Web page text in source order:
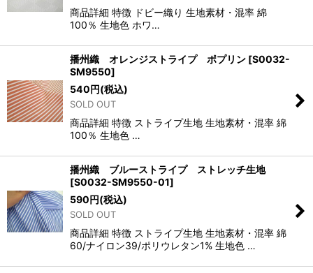
商品詳細 特徴 ドビー織り 生地素材・混率 綿
100％ 生地色 ホワ…
播州織 オレンジストライプ ポプリン [S0032-
SM9550]
540円(税込)
SOLD OUT
商品詳細 特徴 ストライプ生地 生地素材・混率 綿
100％ 生地色 …
播州織 ブルーストライプ ストレッチ生地
[S0032-SM9550-01]
590円(税込)
SOLD OUT
商品詳細 特徴 ストライプ生地 生地素材・混率 綿
60/ナイロン39/ポリウレタン1% 生地色 …